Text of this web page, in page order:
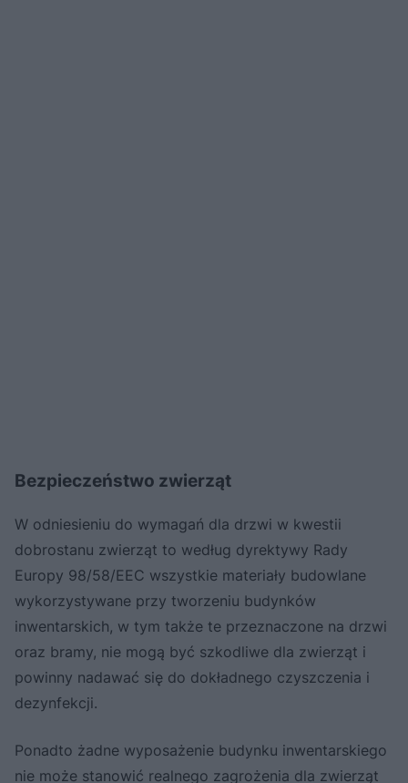
Bezpieczeństwo zwierząt
W odniesieniu do wymagań dla drzwi w kwestii
dobrostanu zwierząt to według dyrektywy Rady
Europy 98/58/EEC wszystkie materiały budowlane
wykorzystywane przy tworzeniu budynków
inwentarskich, w tym także te przeznaczone na drzwi
oraz bramy, nie mogą być szkodliwe dla zwierząt i
powinny nadawać się do dokładnego czyszczenia i
dezynfekcji.
Ponadto żadne wyposażenie budynku inwentarskiego
nie może stanowić realnego zagrożenia dla zwierząt